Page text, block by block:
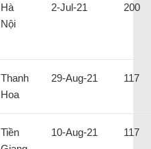
Hà
Nội
2-Jul-21 200
Thanh
Hoa
29-Aug-21 117
Tiền
10-Aug-21 117